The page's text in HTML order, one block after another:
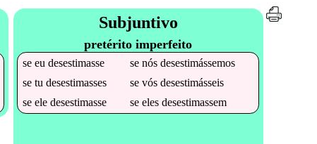
Subjuntivo
pretérito imperfeito
seeudesestimasse senósdesestimássemos
setudesestimasses sevósdesestimásseis
seeledesestimasse seelesdesestimassem